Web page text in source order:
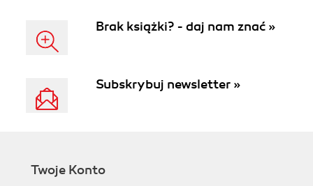
Brak książki? - daj nam znać »
Subskrybuj newsletter »
Twoje Konto